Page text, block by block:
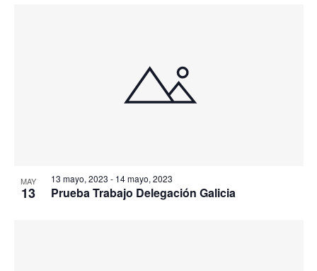
MAY
13
13 mayo, 2023 - 14 mayo, 2023
Prueba Trabajo Delegación Galicia